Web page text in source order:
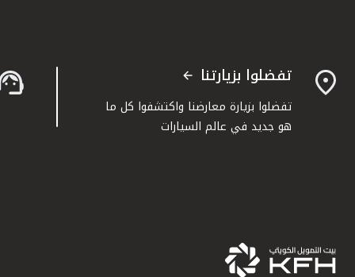
تفضلوا بزيارتنا
تفضلوا بزيارة معارضنا واكتشفوا كل ما
هو جديد في عالم السيارات